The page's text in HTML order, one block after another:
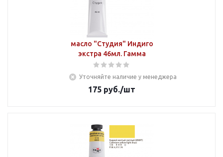
масло "Студия" Индиго
экстра 46мл. Гамма
Уточняйте наличие у менеджера
175 руб./шт